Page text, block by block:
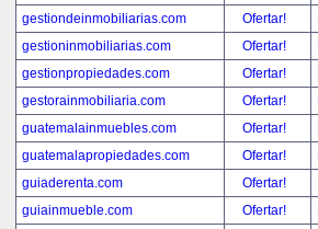
gestiondeinmobiliarias.com
Ofertar!
gestioninmobiliarias.com
Ofertar!
gestionpropiedades.com
Ofertar!
gestorainmobiliaria.com
Ofertar!
guatemalainmuebles.com
Ofertar!
guatemalapropiedades.com
Ofertar!
guiaderenta.com
Ofertar!
guiainmueble.com
Ofertar!